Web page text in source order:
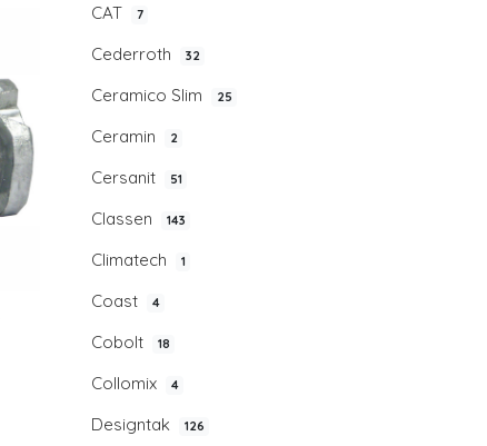
CAT 7
Cederroth 32
Ceramico Slim 25
Ceramin 2
Cersanit 51
Classen 143
Climatech 1
Coast 4
Cobolt 18
Collomix 4
Designtak 126